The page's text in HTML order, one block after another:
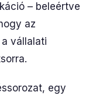
– beleértve
az
vállalati
egy